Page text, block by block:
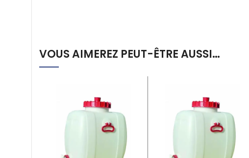
VOUS AIMEREZ PEUT-ÊTRE AUSSI…